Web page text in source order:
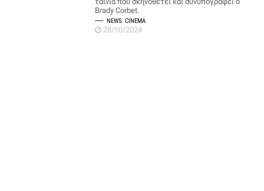
Brady Corbet.
NEWS CINEMA
28/10/2024